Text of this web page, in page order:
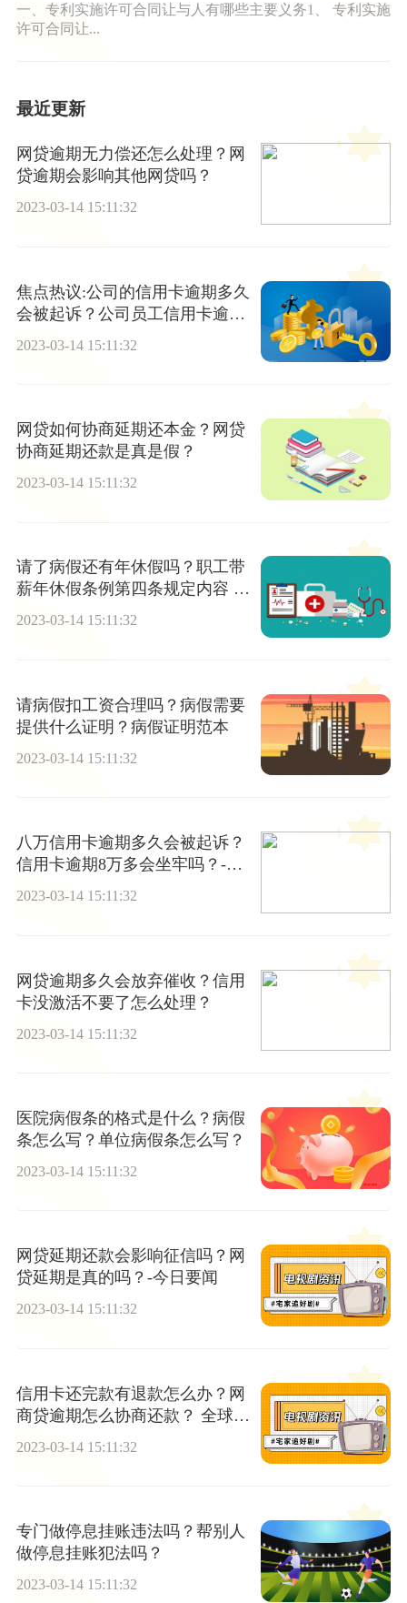
一、专利实施许可合同让与人有哪些主要义务1、 专利实施
许可合同让...
最近更新
网贷逾期无力偿还怎么处理？网
贷逾期会影响其他网贷吗？
2023-03-14 15:11:32
焦点热议:公司的信用卡逾期多久
会被起诉？公司员工信用卡逾期
2023-03-14 15:11:32
网贷如何协商延期还本金？网贷
协商延期还款是真是假？
2023-03-14 15:11:32
请了病假还有年休假吗？职工带
薪年休假条例第四条规定内容 最
新医院病假条范文
2023-03-14 15:11:32
请病假扣工资合理吗？病假需要
提供什么证明？病假证明范本
2023-03-14 15:11:32
八万信用卡逾期多久会被起诉？
信用卡逾期8万多会坐牢吗？-环
球观速讯
2023-03-14 15:11:32
网贷逾期多久会放弃催收？信用
卡没激活不要了怎么处理？
2023-03-14 15:11:32
医院病假条的格式是什么？病假
条怎么写？单位病假条怎么写？
2023-03-14 15:11:32
网贷延期还款会影响征信吗？网
贷延期是真的吗？-今日要闻
2023-03-14 15:11:32
信用卡还完款有退款怎么办？网
商贷逾期怎么协商还款？ 全球短
2023-03-14 15:11:32
专门做停息挂账违法吗？帮别人
做停息挂账犯法吗？
2023-03-14 15:11:32